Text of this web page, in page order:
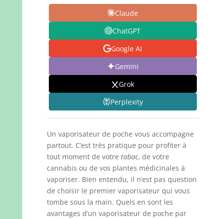
Claude
ChatGPT
Google AI
Gemini
Grok
Perplexity
Un vaporisateur de poche vous accompagne
partout. C’est très pratique pour profiter à
tout moment de votre tabac, de votre
cannabis ou de vos plantes médicinales à
vaporiser. Bien entendu, il n’est pas question
de choisir le premier vaporisateur qui vous
tombe sous la main. Quels en sont les
avantages d’un vaporisateur de poche par